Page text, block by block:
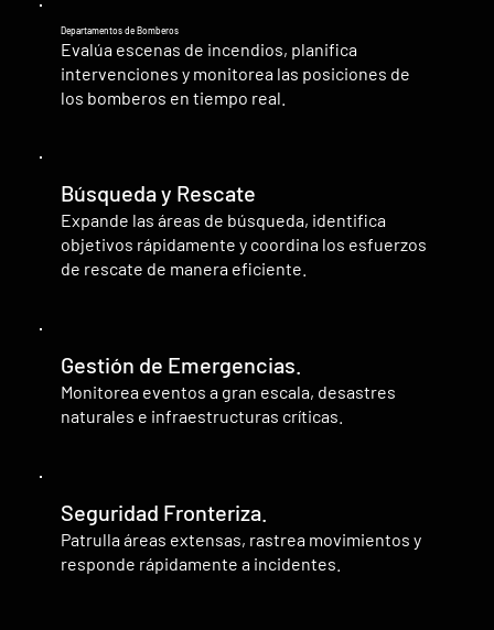
Departamentos de Bomberos
Evalúa escenas de incendios, planifica
intervenciones y monitorea las posiciones de
los bomberos en tiempo real.
Búsqueda y Rescate
Expande las áreas de búsqueda, identifica
objetivos rápidamente y coordina los esfuerzos
de rescate de manera eficiente.
Gestión de Emergencias.
Monitorea eventos a gran escala, desastres
naturales e infraestructuras críticas.
Seguridad Fronteriza.
Patrulla áreas extensas, rastrea movimientos y
responde rápidamente a incidentes.